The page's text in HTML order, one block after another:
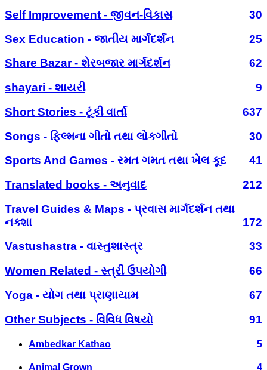
Self Improvement - જીવન-વિકાસ
30
Sex Education - જાતીય માર્ગદર્શન
25
Share Bazar - શેરબજાર માર્ગદર્શન
62
shayari - શાયરી
9
Short Stories - ટૂંકી વાર્તા
637
Songs - ફિલ્મના ગીતો તથા લોકગીતો
30
Sports And Games - રમત ગમત તથા ખેલ કૂદ
41
Translated books - અનુવાદ
212
Travel Guides & Maps - પ્રવાસ માર્ગદર્શન તથા
નક્શા
172
Vastushastra - વાસ્તુશાસ્ત્ર
33
Women Related - સ્ત્રી ઉપયોગી
66
Yoga - યોગ તથા પ્રાણાયામ
67
Other Subjects - વિવિધ વિષયો
91
Ambedkar Kathao 5
Animal Grown 4